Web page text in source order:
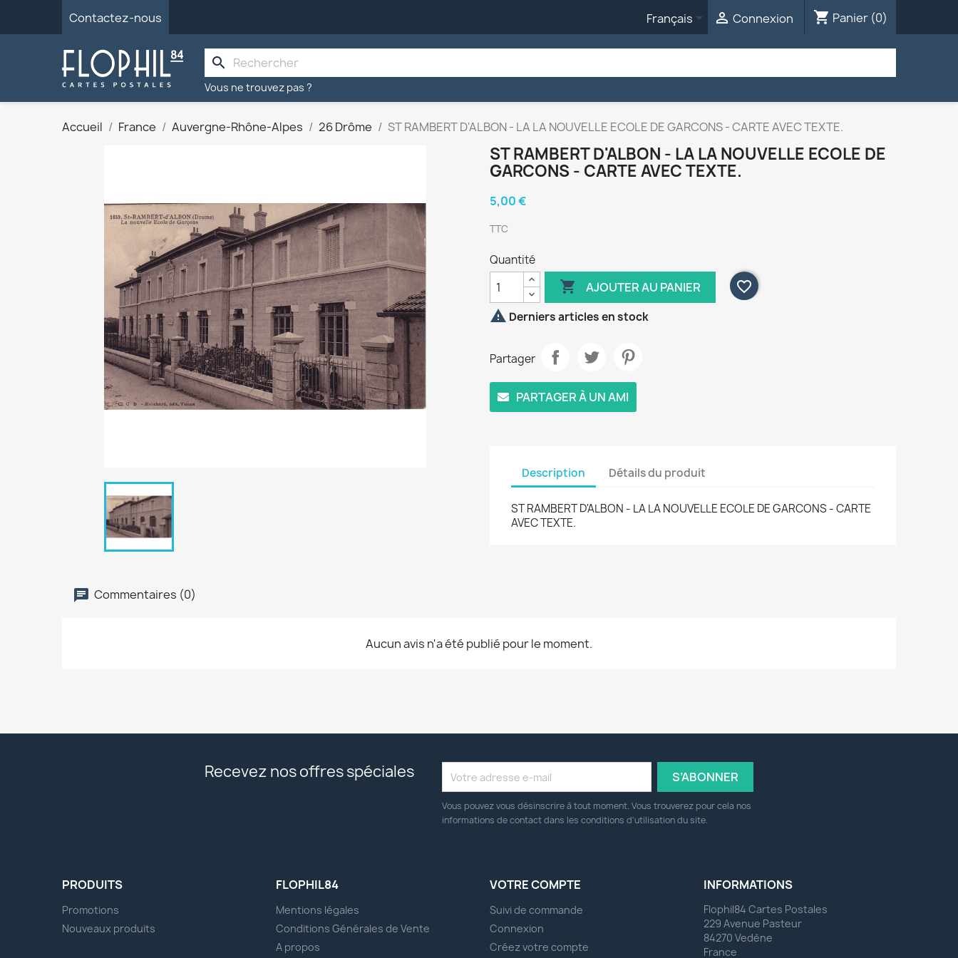
Contactez-nous Français  Connexion shopping_cart Panier (0)
search
Vous ne trouvez pas ?
Accueil France Auvergne-Rhône-Alpes 26 Drôme ST RAMBERT D'ALBON - LA LA NOUVELLE ECOLE DE GARCONS - CARTE AVEC TEXTE.
ST RAMBERT D'ALBON - LA LA NOUVELLE ECOLE DE
GARCONS - CARTE AVEC TEXTE.
5,00 €
TTC
Quantité
 AJOUTER AU PANIER
favorite_border
 Derniers articles en stock
Partager
PARTAGER À UN AMI
Description Détails du produit
ST RAMBERT D'ALBON - LA LA NOUVELLE ECOLE DE GARCONS - CARTE
AVEC TEXTE.
Commentaires (0)
Aucun avis n'a été publié pour le moment.
Recevez nos offres spéciales
Vous pouvez vous désinscrire à tout moment. Vous trouverez pour cela nos
informations de contact dans les conditions d'utilisation du site.
PRODUITS
Promotions
Nouveaux produits
FLOPHIL84
Mentions légales
Conditions Générales de Vente
A propos
VOTRE COMPTE
Suivi de commande
Connexion
Créez votre compte
INFORMATIONS
Flophil84 Cartes Postales
229 Avenue Pasteur
84270 Vedène
France